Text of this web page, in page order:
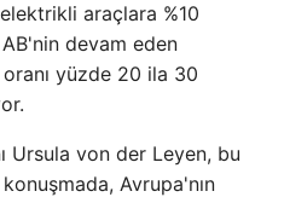
araçlara %10
devam eden
yüzde 20 ila 30
Ursula von der Leyen, bu
Avrupa'nın